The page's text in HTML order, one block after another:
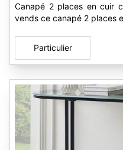
Canapé 2 places en cuir
vends ce canapé 2 places
Particulier